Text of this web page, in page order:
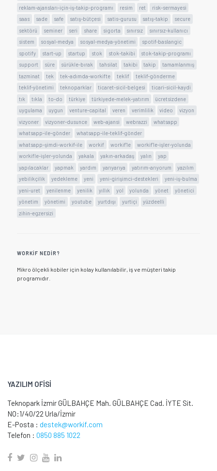
reklam-ajansları-için-iş-takip-programı
resim ret
risk-sermayesi
saas
sade safe satış-bütçesi satis-gurusu satış-takip
secure
sektörü
seminer seri share sigorta sınırsız
sınırsız-kullanıcı
sistem
sosyal-medya sosyal-medya-yönetimi
spotif-baslangic
spotify
start-up startup stok stok-takibi
stok-takip-programı
support
süre sürükle-bırak tahsilat takibi takip
tamamlanmış
tazminat
tek tek-adımda-workifte teklif
teklif-gönderme
teklif-yönetimi
teknoparklar ticaret-sicil-belgesi
ticari-sicil-kaydi
tık
tıkla to-do türkiye türkiyede-melek-yatırım
ücretsizdene
uygulama
uygun venture-capital veren verimlilik video
vizyon
vizyoner
vizyoner-dusunce web-ajansi webrazzi
whatsapp
whatsapp-ile-gönder
whatsapp-ile-teklif-gönder
whatsapp-şimdi-workif-ile
workif workif'le
workif'le-işler-yolunda
workifle-işler-yolunda
yakala yakın-arkadaş yalın
yap
yapılacaklar
yapmak yardım yarıyarıya yatırım-arıyorum
yazılım
yebilikçilik
yedekleme yeni yeni-girişimci-destekleri
yeni-iş-bulma
yeni-uret
yenilenme yenilik yıllık yol yolunda yönet
yönetici
yönetim
yönetimi youtube yurtdışı yurtiçi
yüzdeelli
zihin-egzersizi
WORKIF NEDIR?
Mikro ölçekli kobiler için kolay kullanılabilir, iş ve müşteri takip
programıdır.
YAZILIM OFİSİ
Teknopark İzmir GÜLBAHÇE Mah. GÜLBAHÇE Cad. İYTE Sit.
NO:1/40/22 Urla/İzmir
E-Posta : destek@workif.com
Telefon : 0850 885 1022